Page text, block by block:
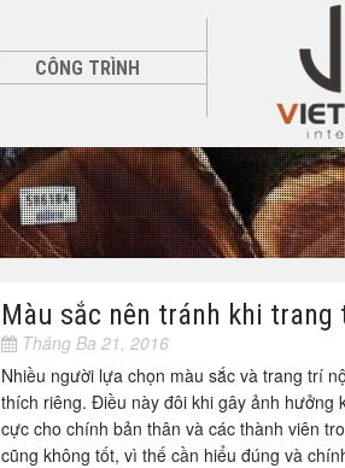
CÔNG TRÌNH
Màu sắc nên tránh khi
Tháng Ba 21, 2016
Nhiều người lựa chọn màu sắc và trang trí
thích riêng. Điều này đôi khi gây ảnh hưởng
cực cho chính bản thân và các thành viên
cũng không tốt, vì thế cần hiểu đúng và